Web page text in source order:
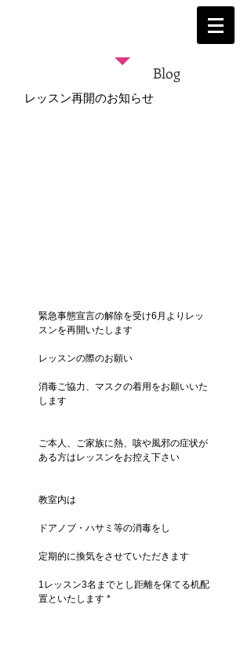
Blog
レッスン再開のお知らせ
緊急事態宣言の解除を受け6月よりレッ
スンを再開いたします
レッスンの際のお願い
消毒ご協力、マスクの着用をお願いいた
します
ご本人、ご家族に熱、咳や風邪の症状が
ある方はレッスンをお控え下さい
教室内は
ドアノブ・ハサミ等の消毒をし
定期的に換気をさせていただきます
1レッスン3名までとし距離を保てる机配
置といたします *